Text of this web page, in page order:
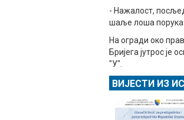
- Нажалост,
шаље лоша порука
На огради око
Бријега јутрос је
"У".
ВИЈЕСТИ ИЗ